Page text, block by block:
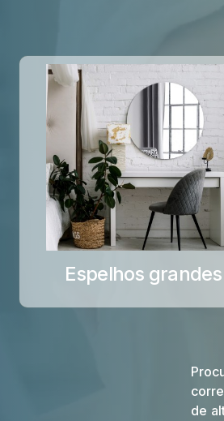
Espelhos grandes
de